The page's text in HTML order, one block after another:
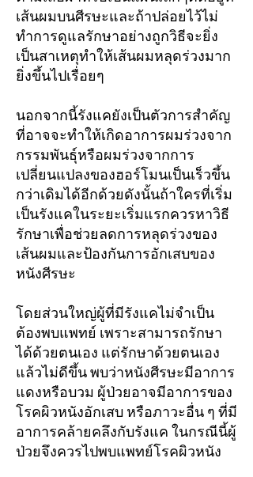
เส้นผมบนศีรษะและถ้าปล่อยไว้ไม่
ทำการดูแลรักษาอย่างถูกวิธีจะยิ่ง
เป็นสาเหตุทำให้เส้นผมหลุดร่วงมาก
ยิ่งขึ้นไปเรื่อยๆ
นอกจากนี้รังแคยังเป็นตัวการสำคัญ
ที่อาจจะทำให้เกิดอาการผมร่วงจาก
กรรมพันธุ์หรือผมร่วงจากการ
เปลี่ยนแปลงของฮอร์โมนเป็นเร็วขึ้น
กว่าเดิมได้อีกด้วยดังนั้นถ้าใครที่เริ่ม
เป็นรังแคในระยะเริ่มแรกควรหาวิธี
รักษาเพื่อช่วยลดการหลุดร่วงของ
เส้นผมและป้องกันการอักเสบของ
หนังศีรษะ
โดยส่วนใหญ่ผู้ที่มีรังแคไม่จำเป็น
ต้องพบแพทย์ เพราะสามารถรักษา
ได้ด้วยตนเอง แต่รักษาด้วยตนเอง
แล้วไม่ดีขึ้น พบว่าหนังศีรษะมีอาการ
แดงหรือบวม ผู้ป่วยอาจมีอาการของ
โรคผิวหนังอักเสบ หรือภาวะอื่น ๆ ที่มี
อาการคล้ายคลึงกับรังแค ในกรณีนี้ผู้
ป่วยจึงควรไปพบแพทย์โรคผิวหนัง